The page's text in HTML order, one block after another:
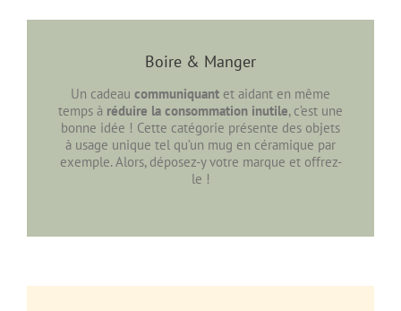
Boire & Manger
Un cadeau communiquant et aidant en même
temps à réduire la consommation inutile, c’est une
bonne idée ! Cette catégorie présente des objets
à usage unique tel qu’un mug en céramique par
exemple. Alors, déposez-y votre marque et offrez-
le !